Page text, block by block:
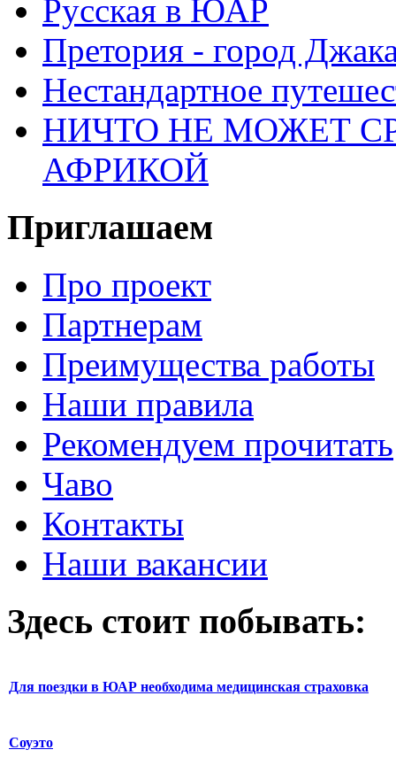
Русская в ЮАР
Претория - город
Нестандартное
НИЧТО НЕ МОЖЕТ
АФРИКОЙ
Приглашаем
Про проект
Партнерам
Преимущества работы
Наши правила
Рекомендуем прочитать
Чаво
Контакты
Наши вакансии
Здесь стоит побывать:
Для поездки в ЮАР необходима медицинская страховка
Соуэто